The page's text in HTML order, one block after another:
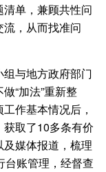
单，兼顾共性问
，从而找准问
与地方政府部门
“加法”重新整
作基本情况后，
取了10多条有价
媒体报道，梳理
台账管理，经督查